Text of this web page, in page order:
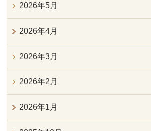
2026年5月
2026年4月
2026年3月
2026年2月
2026年1月